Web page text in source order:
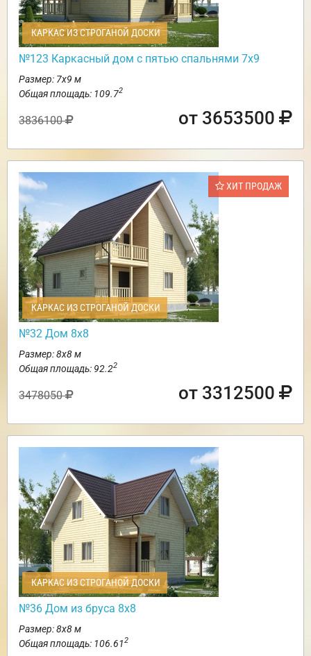
КАРКАС ИЗ СТРОГАНОЙ ДОСКИ
№123 Каркасный дом с пятью спальнями 7х9
Размер: 7х9 м
Общая площадь: 109.72
3836100 от 3653500
ХИТ ПРОДАЖ
КАРКАС ИЗ СТРОГАНОЙ ДОСКИ
№32 Дом 8х8
Размер: 8х8 м
Общая площадь: 92.22
3478050 от 3312500
КАРКАС ИЗ СТРОГАНОЙ ДОСКИ
№36 Дом из бруса 8х8
Размер: 8х8 м
Общая площадь: 106.612